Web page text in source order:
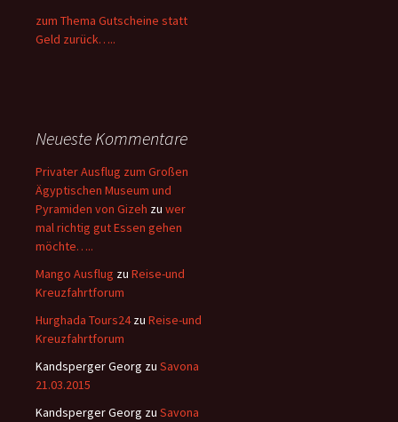
zum Thema Gutscheine statt
Geld zurück…..
Neueste Kommentare
Privater Ausflug zum Großen
Ägyptischen Museum und
Pyramiden von Gizeh zu wer
mal richtig gut Essen gehen
möchte…..
Mango Ausflug zu Reise-und
Kreuzfahrtforum
Hurghada Tours24zu Reise-und
Kreuzfahrtforum
Kandsperger Georg zu Savona
21.03.2015
Kandsperger Georg zu Savona